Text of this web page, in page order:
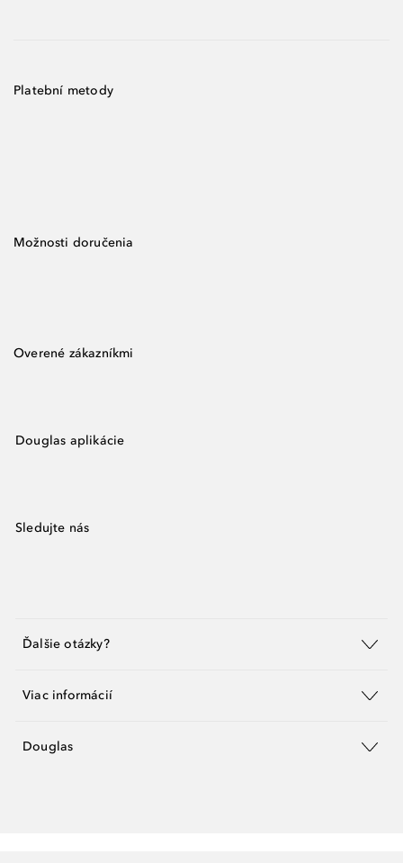
Platební metody
Možnosti doručenia
Overené zákazníkmi
Douglas aplikácie
Sledujte nás
Ďalšie otázky?
Viac informácií
Douglas